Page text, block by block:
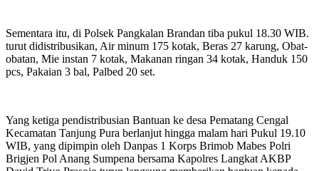
Sementara itu, di Polsek Pangkalan Brandan tiba pukul 18.30 WIB.
turut didistribusikan, Air minum 175 kotak, Beras 27 karung, Obat-
obatan, Mie instan 7 kotak, Makanan ringan 34 kotak, Handuk 150
pcs, Pakaian 3 bal, Palbed 20 set.
Yang ketiga pendistribusian Bantuan ke desa Pematang Cengal
Kecamatan Tanjung Pura berlanjut hingga malam hari Pukul 19.10
WIB, yang dipimpin oleh Danpas 1 Korps Brimob Mabes Polri
Brigjen Pol Anang Sumpena bersama Kapolres Langkat AKBP